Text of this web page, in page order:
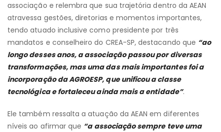
associação e relembra que sua trajetória dentro da AEAN
atravessa gestões, diretorias e momentos importantes,
tendo atuado inclusive como presidente por três
mandatos e conselheiro do CREA-SP, destacando que “ao
longo desses anos, a associação passou por diversas
transformações, mas uma das mais importantes foi a
incorporação da AGROESP, que unificou a classe
tecnológica e fortaleceu ainda mais a entidade”.
Ele também ressalta a atuação da AEAN em diferentes
níveis ao afirmar que “a associação sempre teve uma